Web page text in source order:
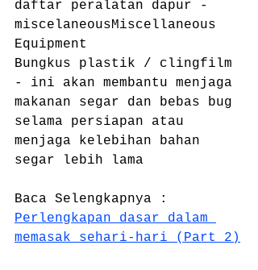
daftar peralatan dapur -
miscelaneousMiscellaneous
Equipment
Bungkus plastik / clingfilm
- ini akan membantu menjaga
makanan segar dan bebas bug
selama persiapan atau
menjaga kelebihan bahan
segar lebih lama
Baca Selengkapnya :
Perlengkapan dasar dalam
memasak sehari-hari (Part 2)